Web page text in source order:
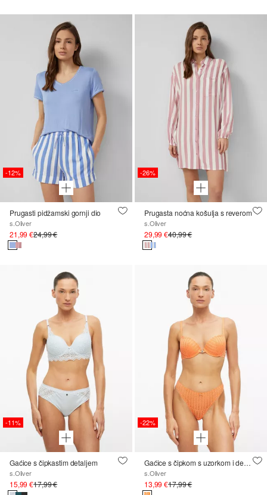
-12%
Prugasti pidžamski gornji dio
s.Oliver
21,99 €24,99 €
-26%
Prugasta noćna košulja s reverom
s.Oliver
29,99 €40,99 €
-11%
Gaćice s čipkastim detaljem
s.Oliver
15,99 €17,99 €
-22%
Gaćice s čipkom s uzorkom i detaljem mašne
s.Oliver
13,99 €17,99 €